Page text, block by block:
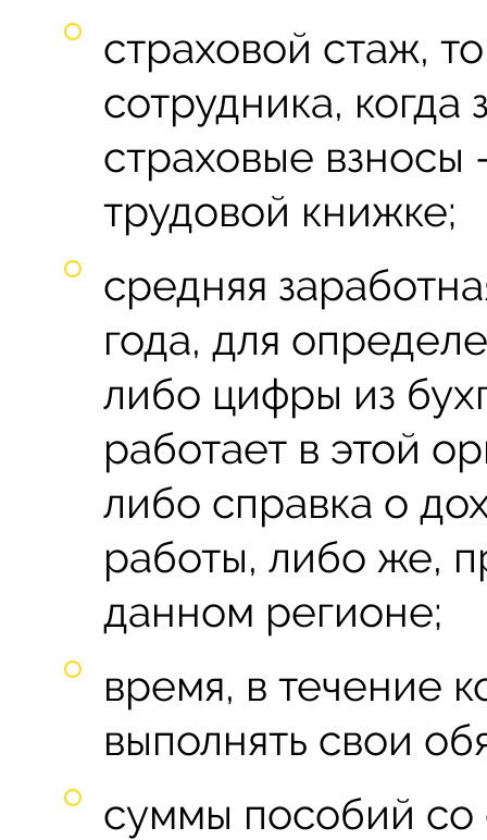
страховой стаж,
сотрудника, когда
страховые взносы
трудовой книжке;
средняя
года, для
либо цифры из
работает в этой
либо справка о
работы, либо же,
данном регионе;
время, в течение
выполнять свои
суммы пособий со